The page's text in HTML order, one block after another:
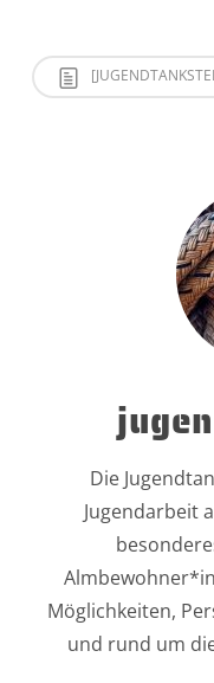
Die
Jugendarbeit
Möglichkeiten,
und rund um